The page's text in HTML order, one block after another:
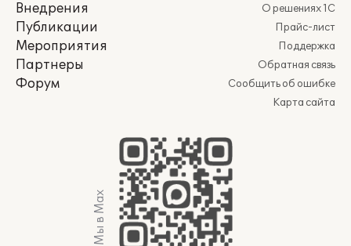
Внедрения
Публикации
Мероприятия
Партнеры
Форум
О решениях 1С
Прайс-лист
Поддержка
Обратная связь
Сообщить об ошибке
Карта сайта
Мы в Max